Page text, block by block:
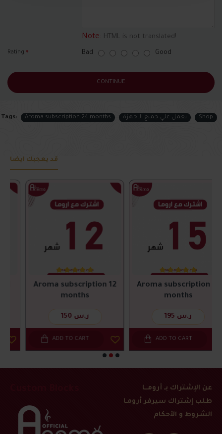
Note: HTML is not translated!
Rating Bad Good
CONTINUE
Tags: Aroma subscription 24 months يعمل علي جميع الاجهزة Shop
قد يعجبك أيضا
Aroma subscription 12
months
150 ر.س
ADD TO CART
Aroma subscription 15
months
195 ر.س
ADD TO CART
عن الإشتراك بـ أرومــا
طلب إشتراك سيرفر أرومـا
الشروط و الأحكام